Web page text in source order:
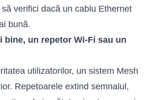
verifici dacă un cablu Ethernet
bună.
bine, un repetor Wi-Fi sau un
utilizatorilor, un sistem Mesh
Repetoarele extind semnalul,